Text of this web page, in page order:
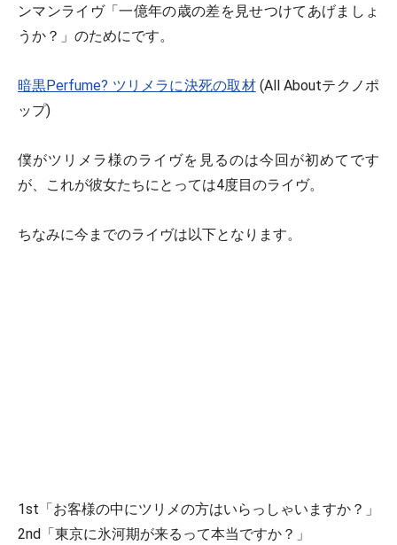
ンマンライヴ「一億年の歳の差を見せつけてあげましょ
うか？」のためにです。
暗黒Perfume? ツリメラに決死の取材(All Aboutテクノポ
ップ)
僕がツリメラ様のライヴを見るのは今回が初めてです
が、これが彼女たちにとっては4度目のライヴ。
ちなみに今までのライヴは以下となります。
1st「お客様の中にツリメの方はいらっしゃいますか？」
2nd「東京に氷河期が来るって本当ですか？」